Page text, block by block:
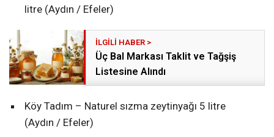
litre (Aydın / Efeler)
Üç Bal Markası Taklit ve Tağşiş
Listesine Alındı
Köy Tadım – Naturel sızma zeytinyağı 5 litre
(Aydın / Efeler)